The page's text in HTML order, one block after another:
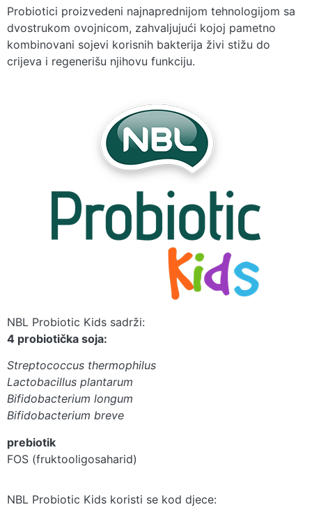
Probiotici proizvedeni najnaprednijom tehnologijom sa
dvostrukom ovojnicom, zahvaljujući kojoj pametno
kombinovani sojevi korisnih bakterija živi stižu do
crijeva i regenerišu njihovu funkciju.
NBL Probiotic Kids sadrži:
4 probiotička soja:
Streptococcus thermophilus
Lactobacillus plantarum
Bifidobacterium longum
Bifidobacterium breve
prebiotik
FOS (fruktooligosaharid)
NBL Probiotic Kids koristi se kod djece: